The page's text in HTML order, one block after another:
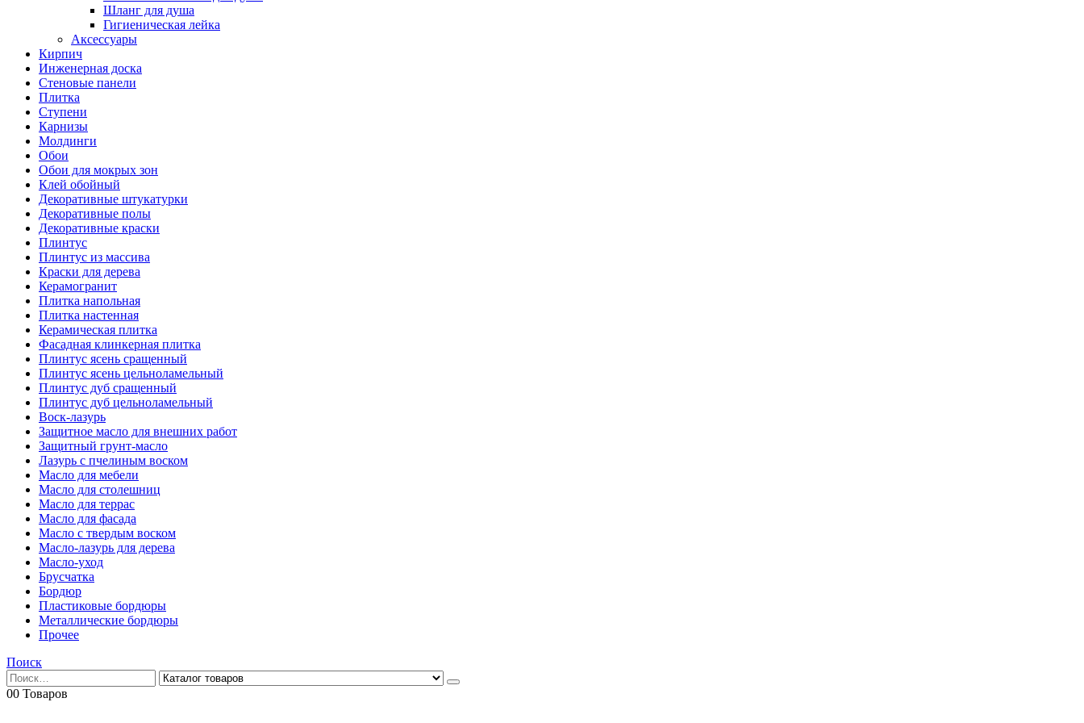
Шланг для душа
Гигиеническая лейка
Аксессуары
Кирпич
Инженерная доска
Стеновые панели
Плитка
Ступени
Карнизы
Молдинги
Обои
Обои для мокрых зон
Клей обойный
Декоративные штукатурки
Декоративные полы
Декоративные краски
Плинтус
Плинтус из массива
Краски для дерева
Керамогранит
Плитка напольная
Плитка настенная
Керамическая плитка
Фасадная клинкерная плитка
Плинтус ясень сращенный
Плинтус ясень цельноламельный
Плинтус дуб сращенный
Плинтус дуб цельноламельный
Воск-лазурь
Защитное масло для внешних работ
Защитный грунт-масло
Лазурь с пчелиным воском
Масло для мебели
Масло для столешниц
Масло для террас
Масло для фасада
Масло с твердым воском
Масло-лазурь для дерева
Масло-уход
Брусчатка
Бордюр
Пластиковые бордюры
Металлические бордюры
Прочее
Поиск
00 Товаров